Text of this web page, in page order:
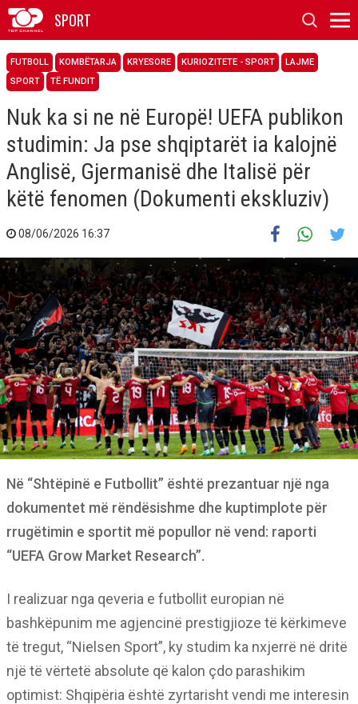
SPORT
FUTBOLL KOMBËTARJA KRYESORE KURIOZITETE - SPORT
LAJME
SPORT
TË FUNDIT
Nuk ka si ne në Europë! UEFA publikon
studimin: Ja pse shqiptarët ia kalojnë
Anglisë, Gjermanisë dhe Italisë për
këtë fenomen (Dokumenti ekskluziv)
08/06/2026 16:37
Në “Shtëpinë e Futbollit” është prezantuar një nga
dokumentet më rëndësishme dhe kuptimplote për
rrugëtimin e sportit më popullor në vend: raporti
“UEFA Grow Market Research”.
I realizuar nga qeveria e futbollit europian në
bashkëpunim me agjencinë prestigjioze të kërkimeve
të tregut, “Nielsen Sport”, ky studim ka nxjerrë në dritë
një të vërtetë absolute që kalon çdo parashikim
optimist: Shqipëria është zyrtarisht vendi me interesin